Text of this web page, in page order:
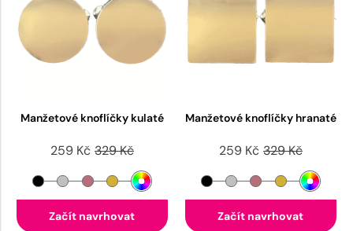
Manžetové knoflíčky kulaté
259 Kč 329 Kč
Začít navrhovat
Manžetové knoflíčky hranaté
259 Kč 329 Kč
Začít navrhovat